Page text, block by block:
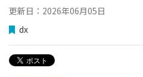
更新日：2026年06月05日
dx